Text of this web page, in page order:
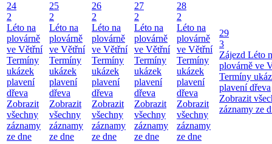
24
2
Léto na
plovárně
ve Větřní
Termíny
ukázek
plavení
dřeva
Zobrazit
všechny
záznamy
ze dne
25
2
Léto na
plovárně
ve Větřní
Termíny
ukázek
plavení
dřeva
Zobrazit
všechny
záznamy
ze dne
26
2
Léto na
plovárně
ve Větřní
Termíny
ukázek
plavení
dřeva
Zobrazit
všechny
záznamy
ze dne
27
2
Léto na
plovárně
ve Větřní
Termíny
ukázek
plavení
dřeva
Zobrazit
všechny
záznamy
ze dne
28
2
Léto na
plovárně
ve Větřní
Termíny
ukázek
plavení
dřeva
Zobrazit
všechny
záznamy
ze dne
29
3
Zájezd Léto
plovárně ve
Termíny
plavení dřeva
Zobrazit
záznamy ze